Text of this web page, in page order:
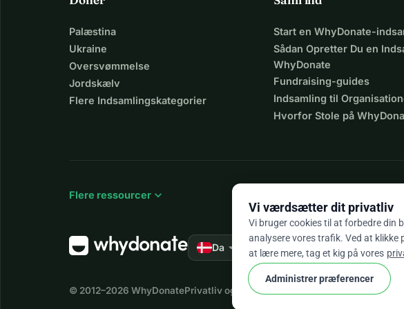
Palæstina
Ukraine
Oversvømmelse
Jordskælv
Flere Indsamlingskategorier
Start en WhyDonate-
Sådan Opretter Du en
WhyDonate
Fundraising-guides
Indsamling til
Hvorfor Stole på
Flere ressourcer expand_more
Da arrow_drop_down ★★★★★ 4,9 / 5 baseret på
© 2012–2026 WhyDonatePrivatliv og cookies cookie
Vi værdsætter dit privatliv
Vi bruger cookies til at forbedre din
analysere vores trafik. Ved at klikke
at lære mere, tag et kig på vores
Administrer præferencer